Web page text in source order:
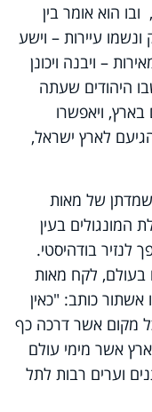
הוא אומר בין
עיירות – וישע
– ויבנה ויכונן
היהודים שעתה
בארץ, ויאפשרו
לארץ ישראל,
של מאות
המונגולים בעין
לנזיר בודהיסטי.
בעולם, לקח מאות
אשתור כותב: "כאין
מקום אשר דרכה כף
אשר מימי עולם
וערים רבות לתל